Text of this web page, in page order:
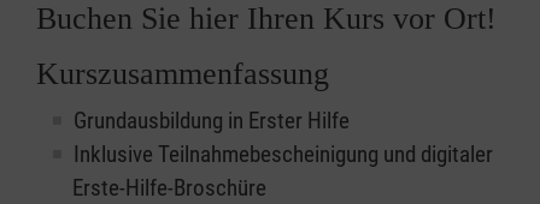
Buchen Sie hier Ihren Kurs vor Ort!
Kurszusammenfassung
Grundausbildung in Erster Hilfe
Inklusive Teilnahmebescheinigung und digitaler
Erste-Hilfe-Broschüre